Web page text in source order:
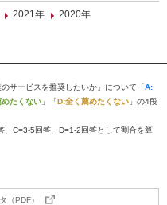
2021年 2020年
サービスを推奨したいか」について「A:
たくない 」「D:全く薦めたくない 」の4段
C=3-5回答、D=1-2回答として割合を算
（PDF）